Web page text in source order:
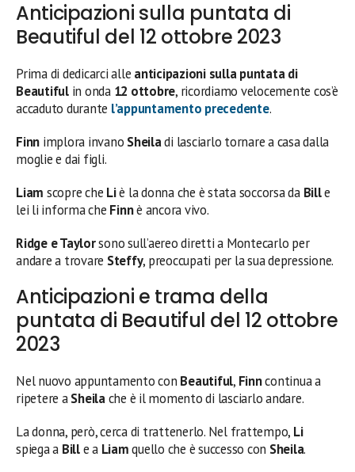
Anticipazioni sulla puntata di
Beautiful del 12 ottobre 2023
Prima di dedicarci alle anticipazioni sulla puntata di
Beautiful in onda 12 ottobre, ricordiamo velocemente cos’è
accaduto durante l’appuntamento precedente.
Finn implora invano Sheiladi lasciarlo tornare a casa dalla
moglie e dai figli.
Liam scopre che Liè la donna che è stata soccorsa da Bille
lei li informa che Finnè ancora vivo.
Ridge e Taylorsono sull’aereo diretti a Montecarlo per
andare a trovare Steffy, preoccupati per la sua depressione.
Anticipazioni e trama della
puntata di Beautiful del 12 ottobre
2023
Nel nuovo appuntamento con Beautiful, Finncontinua a
ripetere aSheilache è il momento di lasciarlo andare.
La donna, però, cerca di trattenerlo. Nel frattempo, Li
spiega a Bille a Liamquello che è successo con Sheila.